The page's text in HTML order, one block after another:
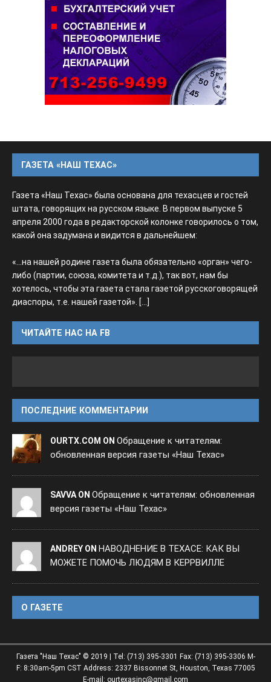
ГАЗЕТА «НАШ ТЕХАС»
Газета «Наш Техас» была основана для техасцев и гостей
штата, говорящих на русском языке. В первом выпуске 5
апреля 2000 года в редакторской колонке говорилось о том,
какой она задумана и видится в дальнейшем:
«...на нашей родине газета была обязательно «орган» чего-
либо (партии, союза, комитета и т.д.), так вот, нам бы
хотелось, чтобы эта газета стала газетой русскоговорящей
диаспоры, т.е. нашей газетой». [...]
ЧИТАЙТЕ НАС НА FB
ПОСЛЕДНИЕ КОММЕНТАРИИ
OURTX.COM ON Обращение к читателям:
обновленная версия газеты «Наш Техас»
SAVVA ON Обращение к читателям: обновленная
версия газеты «Наш Техас»
ANDREY ON НАВОДНЕНИЕ В ТЕХАСЕ: КАК ВЫ
МОЖЕТЕ ПОМОЧЬ ЛЮДЯМ В КЕРРВИЛЛЕ
O ГАЗЕТЕ
Газета "Наш Техас" © 2019 | Tel: (713) 395-3301 Fax: (713) 395-3306 M-
F: 8:30am-5pm CST Address: 2337 Bissonnet St, Houston, Texas 77005
E-mail: ourtexasinc@gmail.com